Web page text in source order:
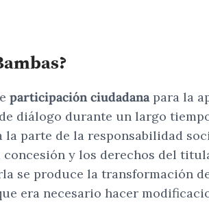
participación ciudadanapara la
diálogo durante un largo
parte de la responsabilidad
y los derechos del
se produce la transformación
era necesario hacer